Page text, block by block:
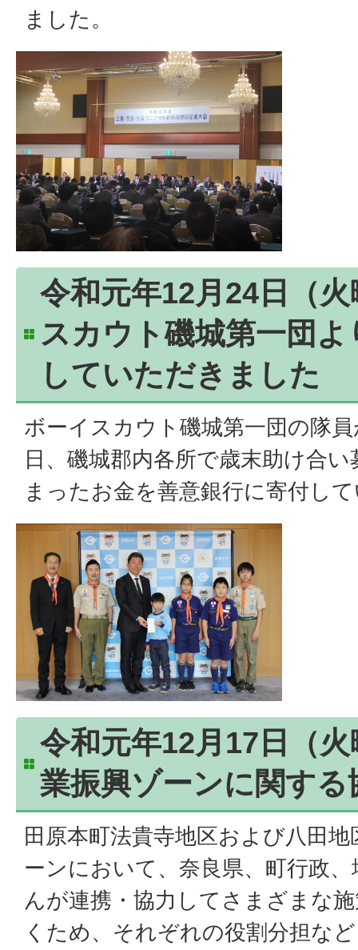
ました。
令和元年12月24日（
スカウト磯城第一団
していただきました
ボーイスカウト磯城第一団の隊
日、磯城郡内各所で歳末助け合
まったお金を善意銀行に寄付し
令和元年12月17日（
業振興ゾーンに関する
田原本町法貴寺地区および八田
ーンにおいて、奈良県、町行政
んが連携・協力してさまざまな
くため、それぞれの役割分担な